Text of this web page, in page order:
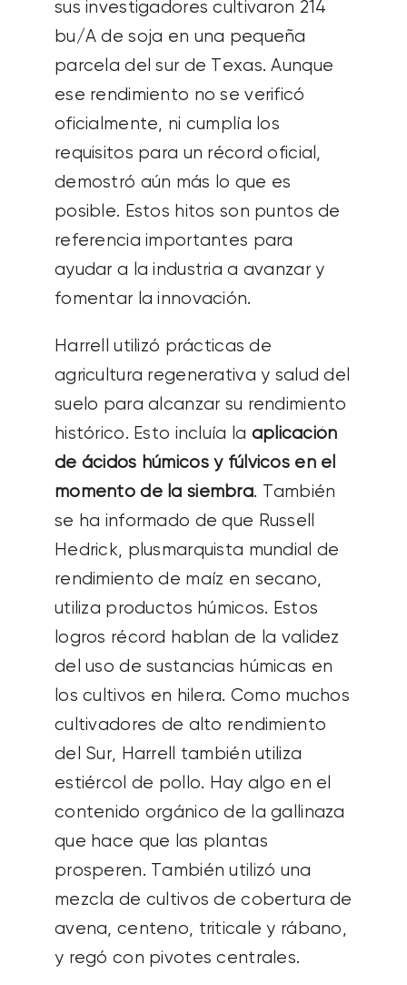
sus investigadores cultivaron 214
bu/A de soja en una pequeña
parcela del sur de Texas. Aunque
ese rendimiento no se verificó
oficialmente, ni cumplía los
requisitos para un récord oficial,
demostró aún más lo que es
posible. Estos hitos son puntos de
referencia importantes para
ayudar a la industria a avanzar y
fomentar la innovación.
Harrell utilizó prácticas de
agricultura regenerativa y salud del
suelo para alcanzar su rendimiento
histórico. Esto incluía la aplicación
de ácidos húmicos y fúlvicos en el
momento de la siembra. También
se ha informado de que Russell
Hedrick, plusmarquista mundial de
rendimiento de maíz en secano,
utiliza productos húmicos. Estos
logros récord hablan de la validez
del uso de sustancias húmicas en
los cultivos en hilera. Como muchos
cultivadores de alto rendimiento
del Sur, Harrell también utiliza
estiércol de pollo. Hay algo en el
contenido orgánico de la gallinaza
que hace que las plantas
prosperen. También utilizó una
mezcla de cultivos de cobertura de
avena, centeno, triticale y rábano,
y regó con pivotes centrales.